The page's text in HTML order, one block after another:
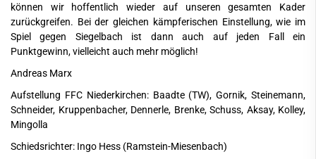
können wir hoffentlich wieder auf unseren gesamten Kader
zurückgreifen. Bei der gleichen kämpferischen Einstellung, wie im
Spiel gegen Siegelbach ist dann auch auf jeden Fall ein
Punktgewinn, vielleicht auch mehr möglich!
Andreas Marx
Aufstellung FFC Niederkirchen: Baadte (TW), Gornik, Steinemann,
Schneider, Kruppenbacher, Dennerle, Brenke, Schuss, Aksay, Kolley,
Mingolla
Schiedsrichter: Ingo Hess (Ramstein-Miesenbach)